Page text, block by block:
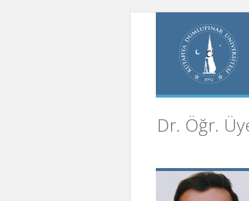
Dr. Öğr.